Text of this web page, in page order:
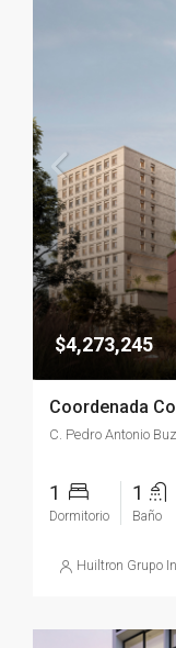
$4,273,245
Coordenada
1
Dormitorio
1
Baño
Huiltron Grupo